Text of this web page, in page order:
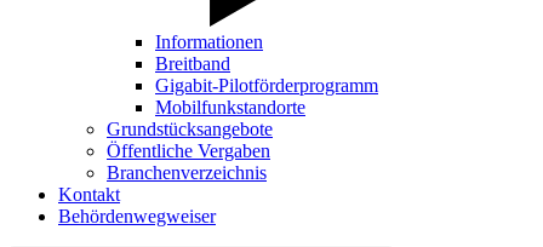
Informationen
Breitband
Gigabit-Pilotförderprogramm
Mobilfunkstandorte
Grundstücksangebote
Öffentliche Vergaben
Branchenverzeichnis
Kontakt
Behördenwegweiser